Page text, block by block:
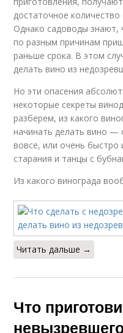
достаточное количество
Однако садоводы знают,
по разным причинам
раньше срока. В этом
делать вино из
Но эти опасения
некоторые секреты
разберем, из какого
начинать делать вино —
вовсе, или очень быстро
старания и танцы с
Из какого винограда
Читать дальше →
Что